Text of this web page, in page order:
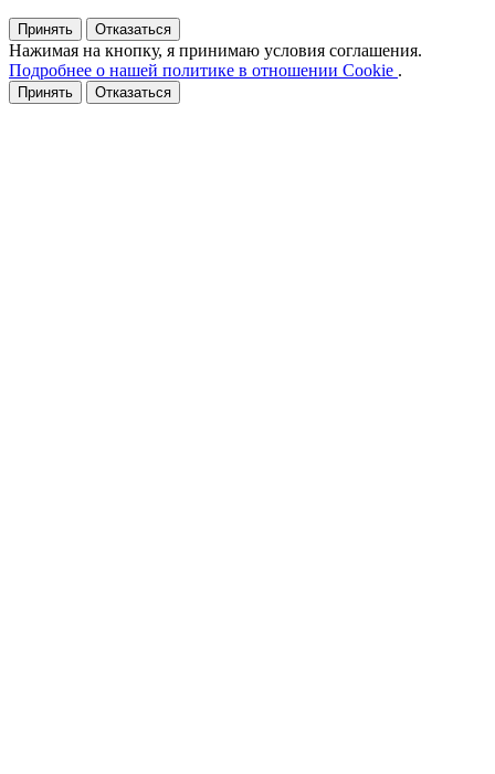
Принять Отказаться
Нажимая на кнопку, я принимаю условия соглашения.
Подробнее о нашей политике в отношении Cookie .
Принять Отказаться